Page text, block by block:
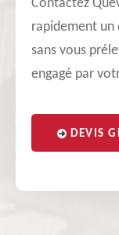
Contactez
rapidement un
sans vous
engagé par
DEVIS